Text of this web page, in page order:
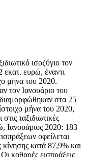
ισοζύγιο τον
ευρώ, έναντι
μήνα του 2020.
τον Ιανουάριο του
διαμορφώθηκαν στα 25
μήνα του 2020,
ταξιδιωτικές
Ιανουάριος 2020: 183
οφείλεται
κίνησης κατά 87,9% και
καθαρές εισπράξεις